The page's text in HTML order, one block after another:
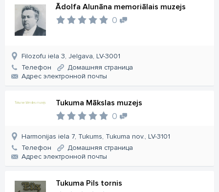
Ādolfa Alunāna memoriālais muzejs
0
Filozofu iela 3, Jelgava, LV-3001
Телефон
Домашняя страница
Aдрес электронной почты
Tukuma Mākslas muzejs
0
Harmonijas iela 7, Tukums, Tukuma nov., LV-3101
Телефон
Домашняя страница
Aдрес электронной почты
Tukuma Pils tornis